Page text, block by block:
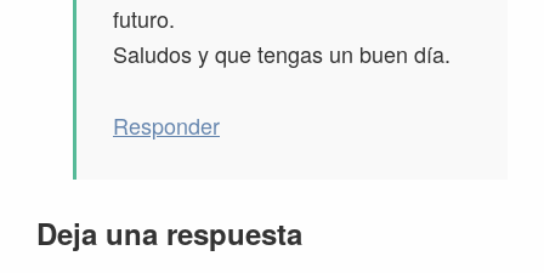
futuro.
Saludos y que tengas un buen día.
Responder
Deja una respuesta